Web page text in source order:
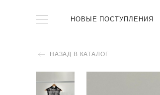
НОВЫЕ ПОСТУПЛЕНИЯ
НАЗАД В КАТАЛОГ